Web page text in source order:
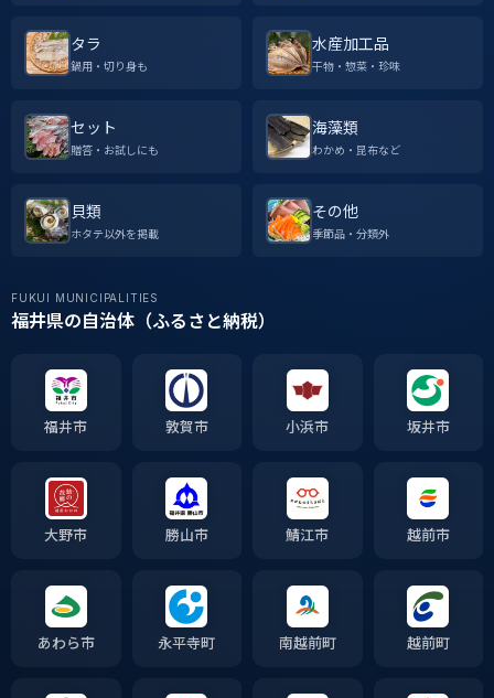
タラ
鍋用・切り身も
水産加工品
干物・惣菜・珍味
セット
贈答・お試しにも
海藻類
わかめ・昆布など
貝類
ホタテ以外を掲載
その他
季節品・分類外
FUKUI MUNICIPALITIES
福井県の自治体（ふるさと納税）
福井市 敦賀市 小浜市 坂井市
大野市 勝山市 鯖江市 越前市
あわら市 永平寺町 南越前町 越前町